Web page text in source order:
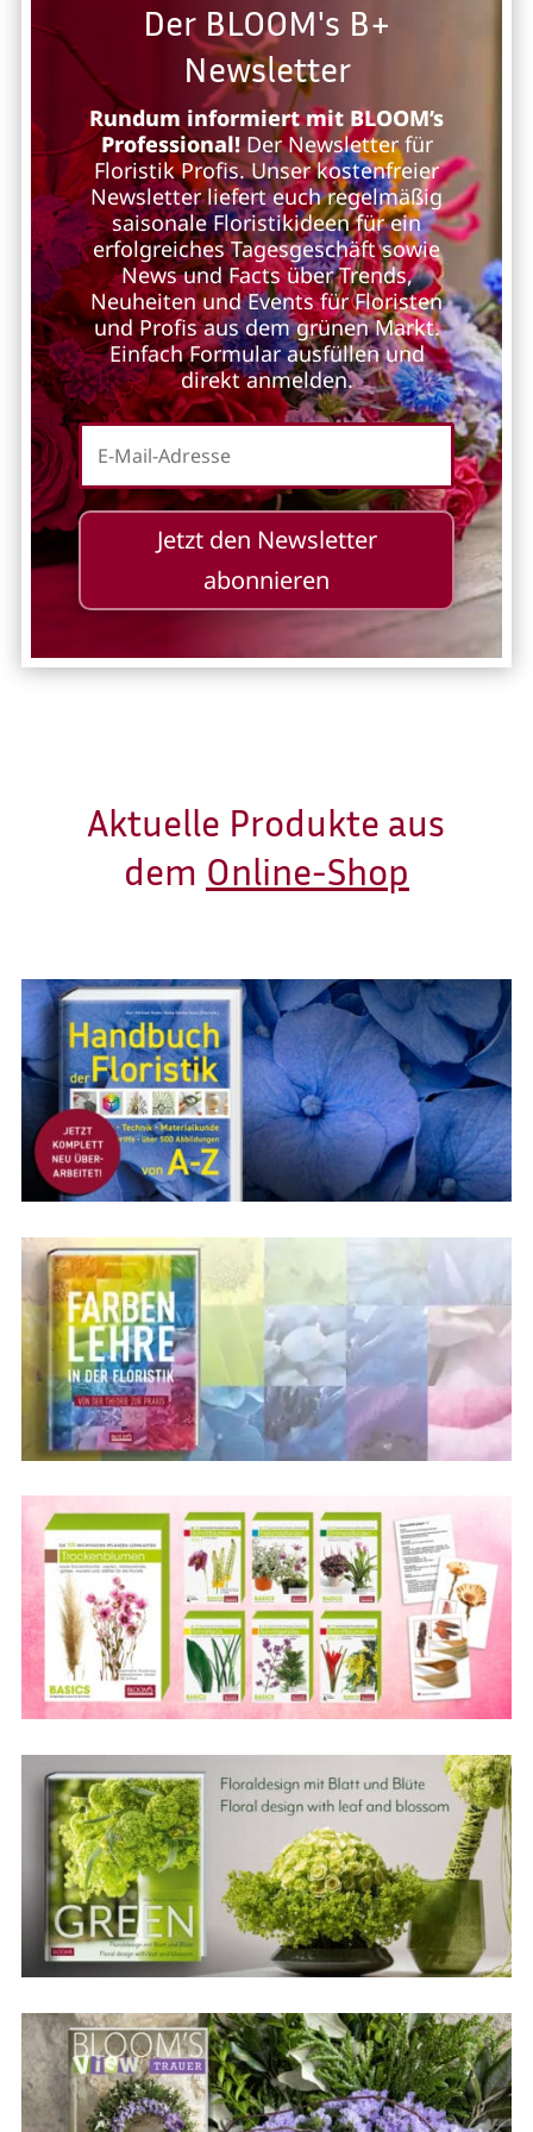
Der BLOOM's B+
Newsletter
Rundum informiert mit BLOOM’s
Professional!Der Newsletter für
Floristik Profis. Unser kostenfreier
Newsletter liefert euch regelmäßig
saisonale Floristikideen für ein
erfolgreiches Tagesgeschäft sowie
News und Facts über Trends,
Neuheiten und Events für Floristen
und Profis aus dem grünen Markt.
Einfach Formular ausfüllen und
direkt anmelden.
Jetzt den Newsletter
abonnieren
Aktuelle Produkte aus
dem Online-Shop